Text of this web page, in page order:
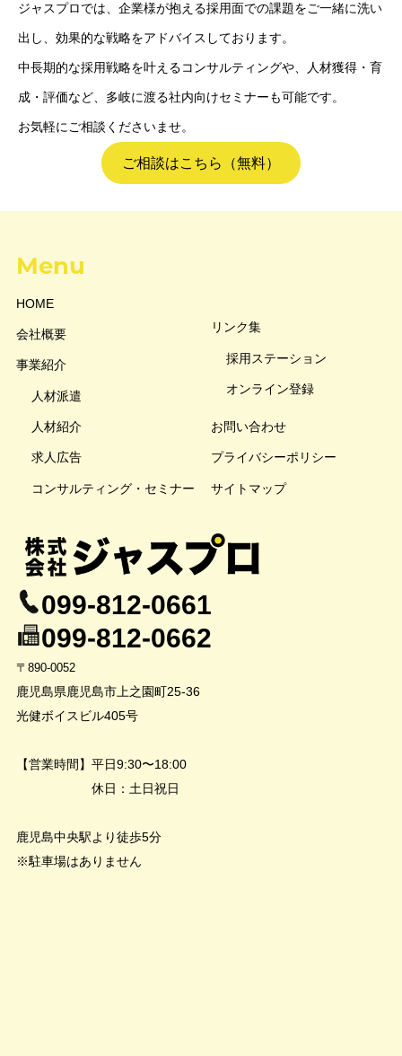
ジャスプロでは、企業様が抱える採用面での課題をご一緒に洗い
出し、効果的な戦略をアドバイスしております。
中長期的な採用戦略を叶えるコンサルティングや、人材獲得・育
成・評価など、多岐に渡る社内向けセミナーも可能です。
お気軽にご相談くださいませ。
ご相談はこちら（無料）
Menu
HOME
会社概要
事業紹介
人材派遣
人材紹介
求人広告
コンサルティング・セミナー
リンク集
採用ステーション
オンライン登録
お問い合わせ
プライバシーポリシー
サイトマップ
099-812-0661
099-812-0662
〒890-0052
鹿児島県鹿児島市上之園町25-36
光健ボイスビル405号
【営業時間】平日9:30〜18:00
休日：土日祝日
鹿児島中央駅より徒歩5分
※駐車場はありません